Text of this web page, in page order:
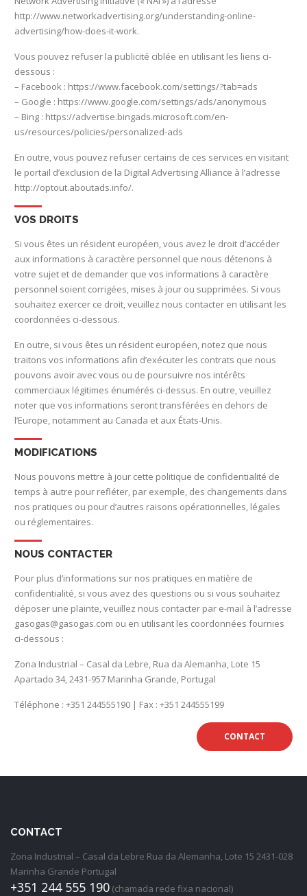
http://www.networkadvertising.org/understanding-online-
advertising/how-does-it-work.
Vous pouvez refuser la publicité ciblée en utilisant les liens ci-
dessous :
– Facebook : https://www.facebook.com/settings/?tab=ads
– Google : https://www.google.com/settings/ads/anonymous
– Bing : https://advertise.bingads.microsoft.com/en-
us/resources/policies/personalized-ads
En outre, vous pouvez refuser certains de ces services en visitant
le portail d’exclusion de la Digital Advertising Alliance à l’adresse
http://optout.aboutads.info/.
VOS DROITS
Si vous êtes un résident européen, vous avez le droit d’accéder
aux informations à caractère personnel que nous détenons à
votre sujet et de demander que vos informations à caractère
personnel soient corrigées, mises à jour ou supprimées. Si vous
souhaitez exercer ce droit, veuillez nous contacter en utilisant les
coordonnées ci-dessous.
En outre, si vous êtes un résident européen, notez que nous
traitons vos informations afin d’exécuter les contrats que nous
pouvons avoir avec vous ou de poursuivre nos intérêts
commerciaux légitimes énumérés ci-dessus. En outre, veuillez
noter que vos informations seront transférées en dehors de
l’Europe, notamment au Canada et aux États-Unis.
MODIFICATIONS
Nous pouvons mettre à jour cette politique de confidentialité de
temps à autre pour refléter, par exemple, des changements dans
nos pratiques ou pour d’autres raisons opérationnelles, légales
ou réglementaires.
NOUS CONTACTER
Pour plus d’informations sur nos pratiques en matière de
confidentialité, si vous avez des questions ou si vous souhaitez
déposer une plainte, veuillez nous contacter par e-mail à l’adresse
gasogas@gasogas.com ou en utilisant les coordonnées fournies
ci-dessous :
Zona Industrial – Casal da Lebre, Rua da Alemanha, Lote 15
Apartado 34, 2431-957 Marinha Grande, Portugal
Téléphone : +351 244555190 | Fax : +351 244555199
CONTACT
CONTACT
Zona Industrial – Casal da Lebre Rua da Alemanha, Lote 15 2431-028
Marinha Grande Portugal
+351 244 555 190 (chamada rede fixa nacional)